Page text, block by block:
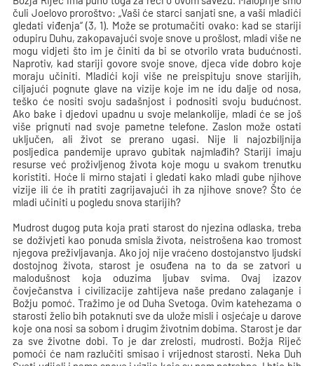
čuli Joelovo proroštvo: „Vaši će starci sanjati sne, a vaši mladići
gledati viđenja“ (3, 1). Može se protumačiti ovako: kad se stariji
odupiru Duhu, zakopavajući svoje snove u prošlost, mladi više ne
mogu vidjeti što im je činiti da bi se otvorilo vrata budućnosti.
Naprotiv, kad stariji govore svoje snove, djeca vide dobro koje
moraju učiniti. Mladići koji više ne preispituju snove starijih,
ciljajući pognute glave na vizije koje im ne idu dalje od nosa,
teško će nositi svoju sadašnjost i podnositi svoju budućnost.
Ako bake i djedovi upadnu u svoje melankolije, mladi će se još
više prignuti nad svoje pametne telefone. Zaslon može ostati
uključen, ali život se prerano ugasi. Nije li najozbiljnija
posljedica pandemije upravo gubitak najmlađih? Stariji imaju
resurse već proživljenog života koje mogu u svakom trenutku
koristiti. Hoće li mirno stajati i gledati kako mladi gube njihove
vizije ili će ih pratiti zagrijavajući ih za njihove snove? Što će
mladi učiniti u pogledu snova starijih?
Mudrost dugog puta koja prati starost do njezina odlaska, treba
se doživjeti kao ponuda smisla života, neistrošena kao tromost
njegova preživljavanja. Ako joj nije vraćeno dostojanstvo ljudski
dostojnog života, starost je osuđena na to da se zatvori u
malodušnost koja oduzima ljubav svima. Ovaj izazov
čovječanstva i civilizacije zahtijeva naše predano zalaganje i
Božju pomoć. Tražimo je od Duha Svetoga. Ovim katehezama o
starosti želio bih potaknuti sve da ulože misli i osjećaje u darove
koje ona nosi sa sobom i drugim životnim dobima. Starost je dar
za sve životne dobi. To je dar zrelosti, mudrosti. Božja Riječ
pomoći će nam razlučiti smisao i vrijednost starosti. Neka Duh